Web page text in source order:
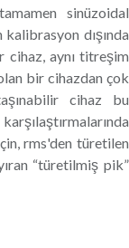
sinüzoidal
dışında
aynı titreşim
bir cihazdan çok
cihaz bu
rms'den türetilen
“türetilmiş pik”